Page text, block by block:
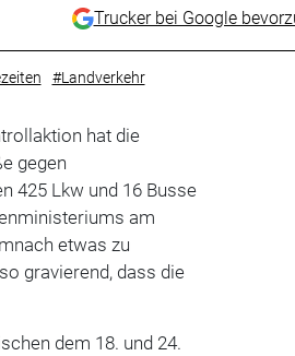
Trucker bei Google
#Landverkehr
hat die
gegen
425 Lkw und 16 Busse
am
etwas zu
gravierend, dass die
dem 18. und 24.